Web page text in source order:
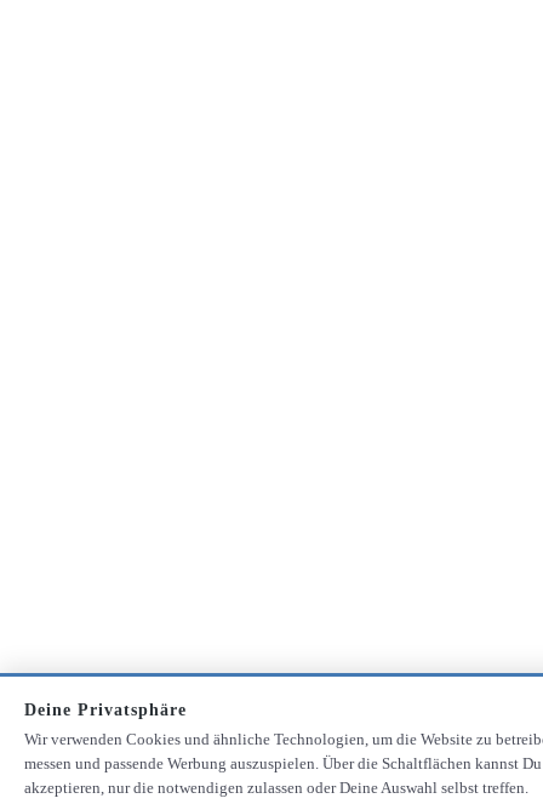
Deine Privatsphäre
Wir verwenden Cookies und ähnliche Technologien, um die Website zu
messen und passende Werbung auszuspielen. Über die Schaltflächen kannst
akzeptieren, nur die notwendigen zulassen oder Deine Auswahl selbst treffen.